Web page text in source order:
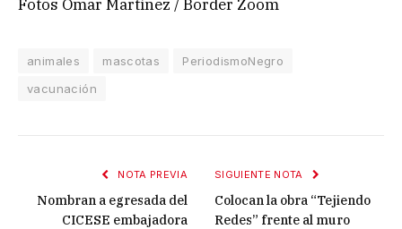
Fotos Omar Martínez / Border Zoom
animales mascotas
PeriodismoNegro
vacunación
NOTA PREVIA
Nombran a egresada del
CICESE embajadora
SIGUIENTE NOTA
Colocan la obra “Tejiendo
Redes” frente al muro